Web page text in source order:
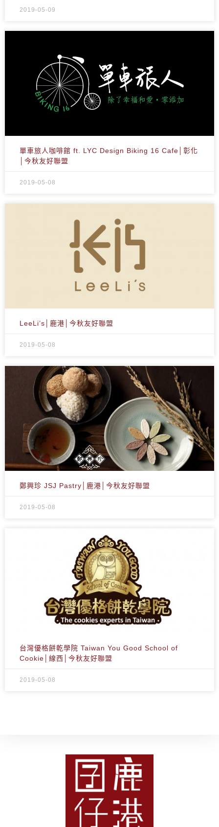
2019-05-09
單車旅人咖啡館 ft. LYC Design Biking 16 Cafe│彰化
│今秋友好聯盟
2019-05-08
LeeLi’s│鹿港│今秋友好聯盟
2019-05-08
鄭興珍 JSJ Pastry│鹿港│今秋友好聯盟
2019-05-08
台灣優格餅乾學院 Taiwan You Good School of
Cookie│線西│今秋友好聯盟
2019-05-08